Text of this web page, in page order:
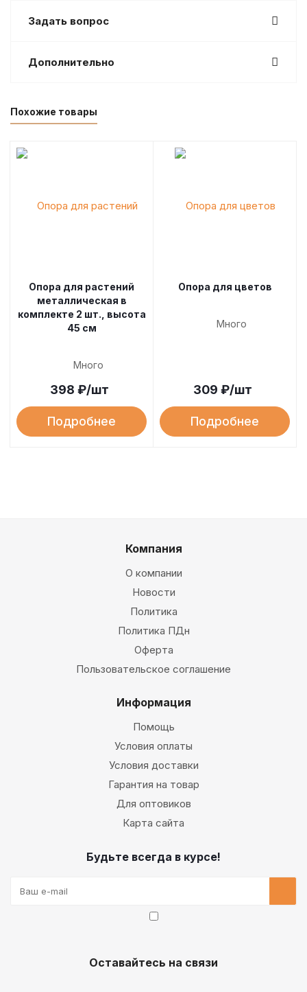
Задать вопрос
Дополнительно
Похожие товары
Опора для растений
металлическая в
комплекте 2 шт., высота
45 см
Много
398 ₽/шт
Подробнее
Опора для цветов
Много
309 ₽/шт
Подробнее
Компания
О компании
Новости
Политика
Политика ПДн
Оферта
Пользовательское соглашение
Информация
Помощь
Условия оплаты
Условия доставки
Гарантия на товар
Для оптовиков
Карта сайта
Будьте всегда в курсе!
Оставайтесь на связи